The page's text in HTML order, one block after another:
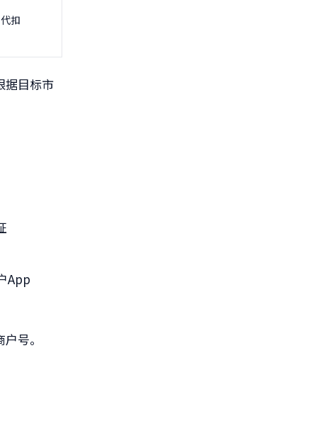
扣
据目标市
App
号。